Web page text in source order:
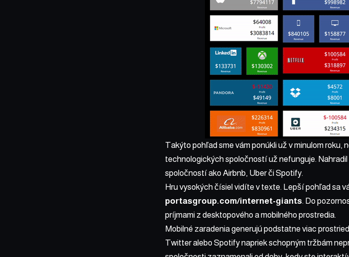
Takýto pohľad sme vám ponúkli už v minulom roku,
technologických spoločností už nefunguje.
spoločností ako Airbnb, Uber či Spotify.
Hru vysokých čísiel vidíte v texte. Lepší pohľad sa
portasgroup.com/internet-giants. Do
príjmami z desktopového a mobilného prostredia.
Mobilné zaradenia generujú podstatne viac
Twitter alebo Spotify napriek schopným tržbám